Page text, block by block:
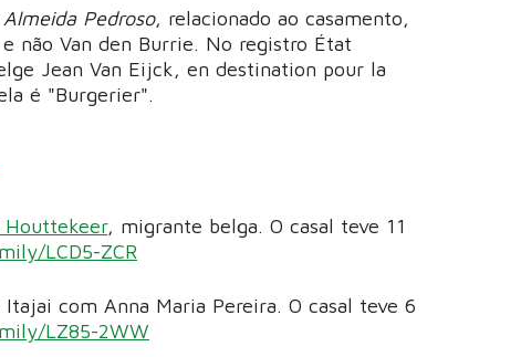
Pedroso, relacionado ao casamento,
não Van den Burrie. No registro État
Jean Van Eijck, en destination pour la
é "Burgerier".
Houttekeer, migrante belga. O casal teve 11
LCD5-ZCR
com Anna Maria Pereira. O casal teve 6
LZ85-2WW